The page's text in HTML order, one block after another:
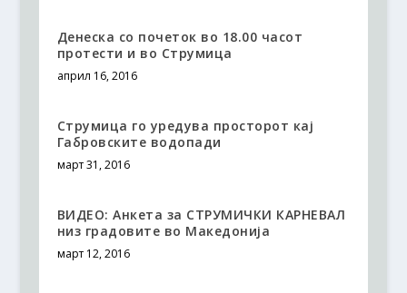
Денеска со почеток во 18.00 часот
протести и во Струмица
април 16, 2016
Струмица го уредува просторот кај
Габровските водопади
март 31, 2016
ВИДЕО: Анкета за СТРУМИЧКИ КАРНЕВАЛ
низ градовите во Македонија
март 12, 2016